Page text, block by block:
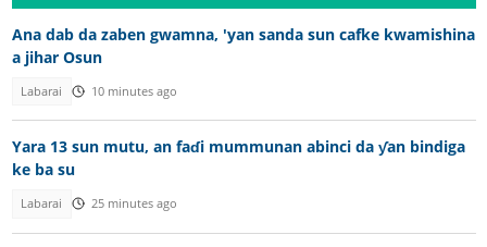
Ana dab da zaben gwamna, 'yan sanda sun cafke kwamishina
a jihar Osun
Labarai 10 minutes ago
Yara 13 sun mutu, an faɗi mummunan abinci da ƴan bindiga
ke ba su
Labarai 25 minutes ago